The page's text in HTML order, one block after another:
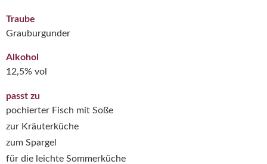
Traube
Grauburgunder
Alkohol
12,5% vol
passt zu
pochierter Fisch mit Soße
zur Kräuterküche
zum Spargel
für die leichte Sommerküche